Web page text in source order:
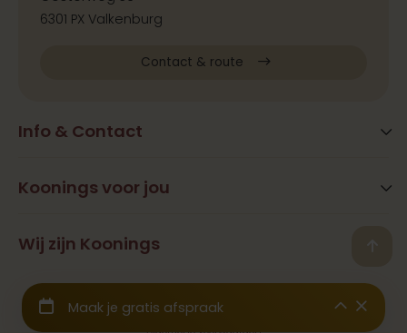
Info & Contact
FAQ
Vestigingen
Samenwerkingen & Pers
Werken bij
Koonings voor jou
Beauty
Trouwjurken
Trouwpakken
Wij zijn Koonings
Geschiedenis
Binnenkijken
6301 PX Valkenburg
Contact & route
Wij zijn aangesloten bij het
CBW Garantiefonds